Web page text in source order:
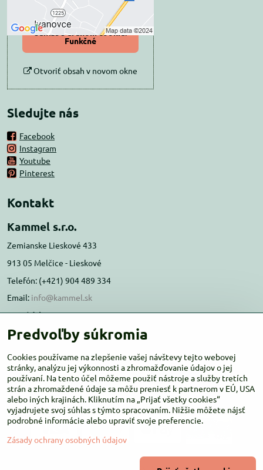
Povoliť a zapamätať -
súhlas s druhom cookie:
Funkčné
Otvoriť obsah v novom okne
Sledujte nás
Facebook
Instagram
Youtube
Pinterest
Kontakt
Kammel s.r.o.
Zemianske Lieskové 433
913 05 Melčice - Lieskové
Telefón: (+421) 904 489 334
Email: info@kammel.sk
Prevádzka:
Administratívna budova PD Melčice
Otváracie hodiny:PO-ŠT 8:00 - 16:00
PIA-NE Zatvorené
Copyright
Predvoľby súkromia
Cookies používame na zlepšenie vašej návštevy tejto webovej
stránky, analýzu jej výkonnosti a zhromažďovanie údajov o jej
používaní. Na tento účel môžeme použiť nástroje a služby tretích
strán a zhromaždené údaje sa môžu preniesť k partnerom v EÚ, USA
alebo iných krajinách. Kliknutím na „Prijať všetky cookies“
vyjadrujete svoj súhlas s týmto spracovaním. Nižšie môžete nájsť
podrobné informácie alebo upraviť svoje preferencie.
Zásady ochrany osobných údajov